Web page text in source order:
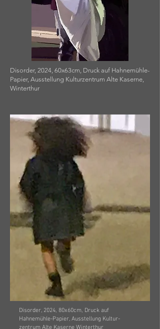
Disorder, 2024, 60x63cm, Druck auf Hahnemühle-
Papier, Ausstellung Kulturzentrum Alte Kaserne,
Winterthur
Disorder, 2024, 80x60cm, Druck auf
Hahnemühle-Papier, Ausstellung Kultur-
zentrum Alte Kaserne Winterthur